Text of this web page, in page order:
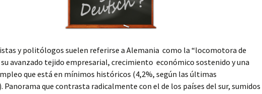
y politólogos suelen referirse a Alemania como la “locomotora de
su avanzado tejido empresarial, crecimiento económico sostenido y una
que está en mínimos históricos (4,2%, según las últimas
Panorama que contrasta radicalmente con el de los países del sur, sumidos